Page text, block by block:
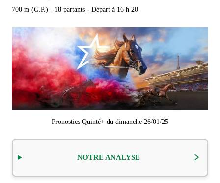
700 m (G.P.) - 18 partants - Départ à 16 h 20
Pronostics Quinté+ du dimanche 26/01/25
NOTRE ANALYSE